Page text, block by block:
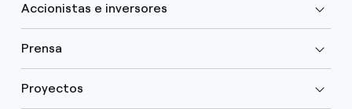
Accionistas e inversores
Prensa
Proyectos